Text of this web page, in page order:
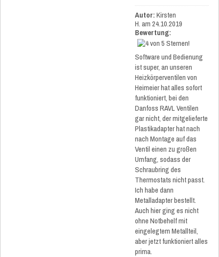
Autor:Kirsten
H.am 24.10.2019
Bewertung:
Software und Bedienung
ist super, an unseren
Heizkörperventilen von
Heimeier hat alles sofort
funktioniert, bei den
Danfoss RAVL Ventilen
gar nicht, der mitgelieferte
Plastikadapter hat nach
nach Montage auf das
Ventil einen zu großen
Umfang, sodass der
Schraubring des
Thermostats nicht passt.
Ich habe dann
Metalladapter bestellt.
Auch hier ging es nicht
ohne Notbehelf mit
eingelegtem Metallteil,
aber jetzt funktioniert alles
prima.